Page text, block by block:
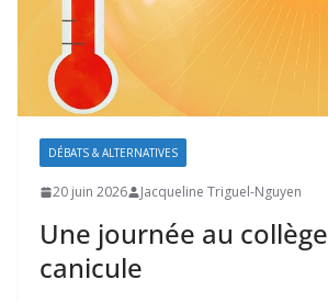
DÉBATS & ALTERNATIVES
20 juin 2026 Jacqueline Triguel-Nguyen
Une journée au
canicule